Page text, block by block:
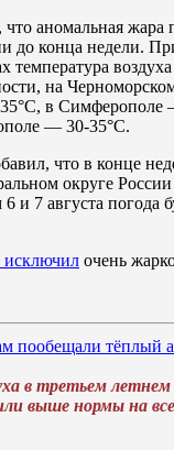
аномальная жара
до конца недели.
температура
на
35°C, в Симферополе
— 30-35°C.
что в конце
округе
и 7 августа погода
исключил очень
пообещали тёплый
в третьем
выше нормы на